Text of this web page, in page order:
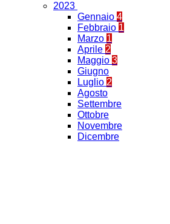
2023
Gennaio 4
Febbraio 1
Marzo 1
Aprile 2
Maggio 3
Giugno
Luglio 2
Agosto
Settembre
Ottobre
Novembre
Dicembre